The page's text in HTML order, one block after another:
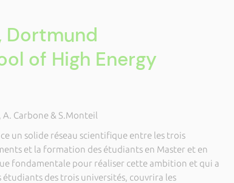
Dortmund
of High Energy
Carbone & S.Monteil
un solide réseau scientifique entre les trois
et la formation des étudiants en Master et en
fondamentale pour réaliser cette ambition et qui a
des trois universités, couvrira les